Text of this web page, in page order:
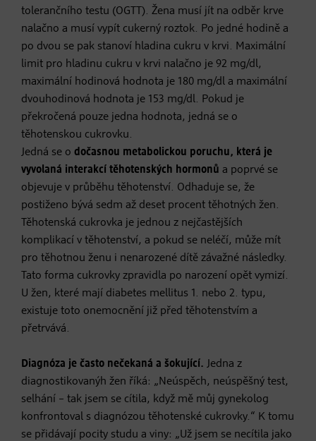
tolerančního testu (OGTT). Žena musí jít na odběr krve
nalačno a musí vypít cukerný roztok. Po jedné hodině a
po dvou se pak stanoví hladina cukru v krvi. Maximální
limit pro hladinu cukru v krvi nalačno je 92 mg/dl,
maximální hodinová hodnota je 180 mg/dl a maximální
dvouhodinová hodnota je 153 mg/dl. Pokud je
překročená pouze jedna hodnota, jedná se o
těhotenskou cukrovku.
Jedná se o dočasnou metabolickou poruchu, která je
vyvolaná interakcí těhotenských hormonů a poprvé se
objevuje v průběhu těhotenství. Odhaduje se, že
postiženo bývá sedm až deset procent těhotných žen.
Těhotenská cukrovka je jednou z nejčastějších
komplikací v těhotenství, a pokud se neléčí, může mít
pro těhotnou ženu i nenarozené dítě závažné následky.
Tato forma cukrovky zpravidla po narození opět vymizí.
U žen, které mají diabetes mellitus 1. nebo 2. typu,
existuje toto onemocnění již před těhotenstvím a
přetrvává.
Diagnóza je často nečekaná a šokující. Jedna z
diagnostikovanýh žen říká: „Neúspěch, neúspěšný test,
selhání – tak jsem se cítila, když mě můj gynekolog
konfrontoval s diagnózou těhotenské cukrovky.“ K tomu
se přidávají pocity studu a viny: „Už jsem se necítila jako